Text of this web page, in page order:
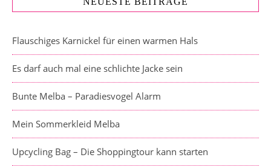
Flauschiges Karnickel für einen warmen Hals
Es darf auch mal eine schlichte Jacke sein
Bunte Melba – Paradiesvogel Alarm
Mein Sommerkleid Melba
Upcycling Bag – Die Shoppingtour kann starten